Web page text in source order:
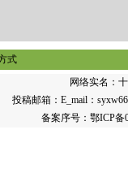
式
网络实名：
投稿邮箱：E_mail：
备案序号： 鄂ICP备